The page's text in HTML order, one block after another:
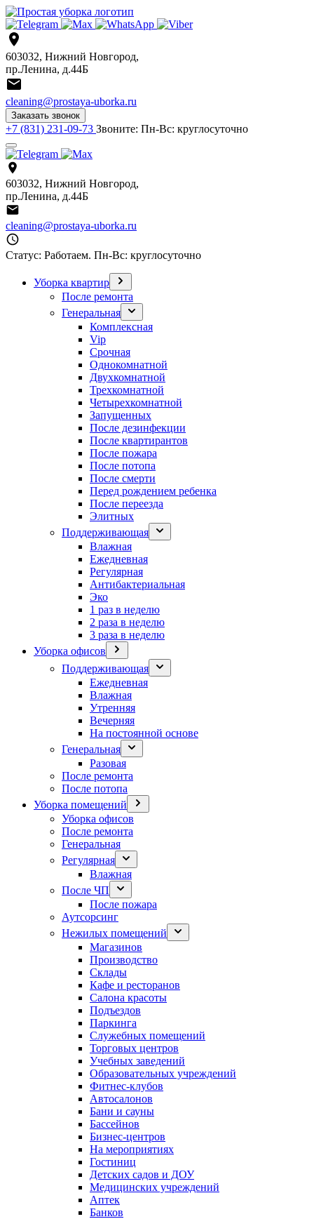
603032, Нижний Новгород,
пр.Ленина, д.44Б
cleaning@prostaya-uborka.ru
Заказать звонок
+7 (831) 231-09-73 Звоните: Пн-Вс: круглосуточно
603032, Нижний Новгород,
пр.Ленина, д.44Б
cleaning@prostaya-uborka.ru
Статус: Работаем. Пн-Вс: круглосуточно
Уборка квартир
После ремонта
Генеральная
Комплексная
Vip
Срочная
Однокомнатной
Двухкомнатной
Трехкомнатной
Четырехкомнатной
Запущенных
После дезинфекции
После квартирантов
После пожара
После потопа
После смерти
Перед рождением ребенка
После переезда
Элитных
Поддерживающая
Влажная
Ежедневная
Регулярная
Антибактериальная
Эко
1 раз в неделю
2 раза в неделю
3 раза в неделю
Уборка офисов
Поддерживающая
Ежедневная
Влажная
Утренняя
Вечерняя
На постоянной основе
Генеральная
Разовая
После ремонта
После потопа
Уборка помещений
Уборка офисов
После ремонта
Генеральная
Регулярная
Влажная
После ЧП
После пожара
Аутсорсинг
Нежилых помещений
Магазинов
Производство
Склады
Кафе и ресторанов
Салона красоты
Подъездов
Паркинга
Служебных помещений
Торговых центров
Учебных заведений
Образовательных учреждений
Фитнес-клубов
Автосалонов
Бани и сауны
Бассейнов
Бизнес-центров
На мероприятиях
Гостиниц
Детских садов и ДОУ
Медицинских учреждений
Аптек
Банков